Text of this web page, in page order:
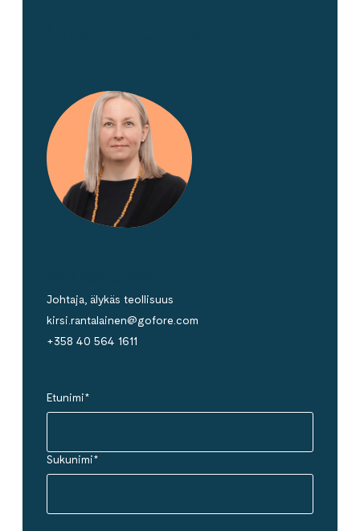
Johtaja, älykäs teollisuus
kirsi.rantalainen@gofore.com
+358 40 564 1611
Etunimi*
Sukunimi*